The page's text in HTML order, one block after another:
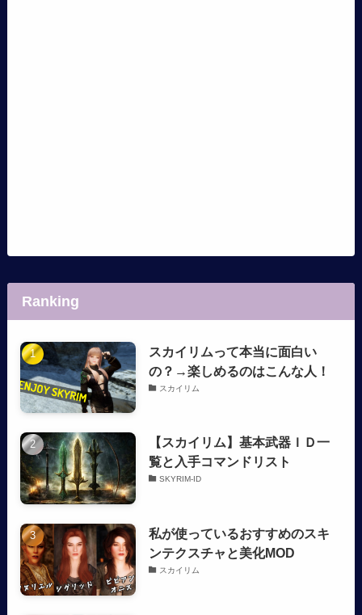
Ranking
スカイリムって本当に面白い
の？→楽しめるのはこんな人！
スカイリム
【スカイリム】基本武器ＩＤ一
覧と入手コマンドリスト
SKYRIM-ID
私が使っているおすすめのスキ
ンテクスチャと美化MOD
スカイリム